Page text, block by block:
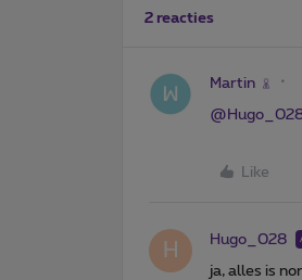
2 reacties
Martin
Like
H Hugo_028
ja, alles is